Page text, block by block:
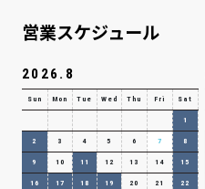
営業スケジュール
2026.8
Sun Mon Tue Wed Thu Fri Sat
1
2 3 4 5 6 7 8
9 10 11 12 13 14 15
16 17 18 19 20 21 22